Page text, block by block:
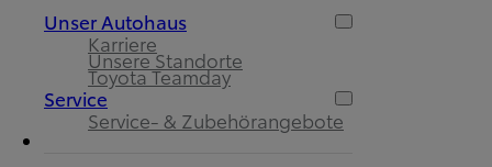
Unser Autohaus
Karriere
Unsere Standorte
Toyota Teamday
Service
Service- & Zubehörangebote